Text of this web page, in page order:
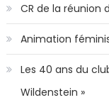
CR de la réunion
Animation
Les 40 ans du
Wildenstein »